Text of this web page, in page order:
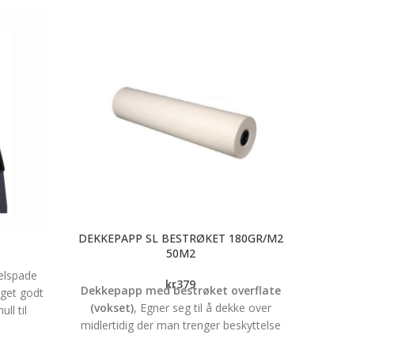
godt
til
DEKKEPAPP SL BESTRØKET 180GR/M2
50M2
kr379
Dekkepapp med bestrøket overflate
(vokset), Egner seg til å dekke over
midlertidig der man trenger beskyttelse